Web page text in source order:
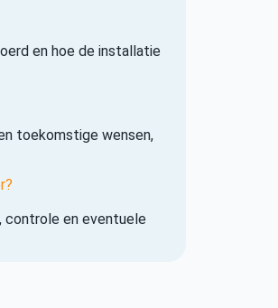
en hoe de installatie
toekomstige wensen,
controle en eventuele